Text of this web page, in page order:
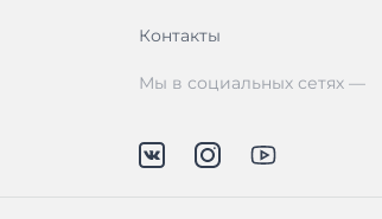
Контакты
Мы в социальных сетях —